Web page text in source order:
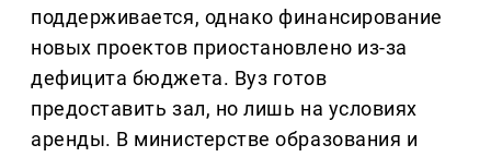
поддерживается, однако финансирование
новых проектов приостановлено из-за
дефицита бюджета. Вуз готов
предоставить зал, но лишь на условиях
аренды. В министерстве образования и